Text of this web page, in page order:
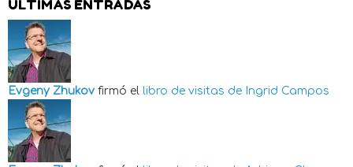
ÚLTIMAS ENTRADAS
Evgeny Zhukov firmó el libro de visitas de Ingrid Campos